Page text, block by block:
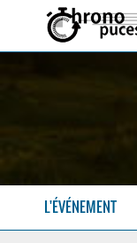
L'ÉVÉNEMENT